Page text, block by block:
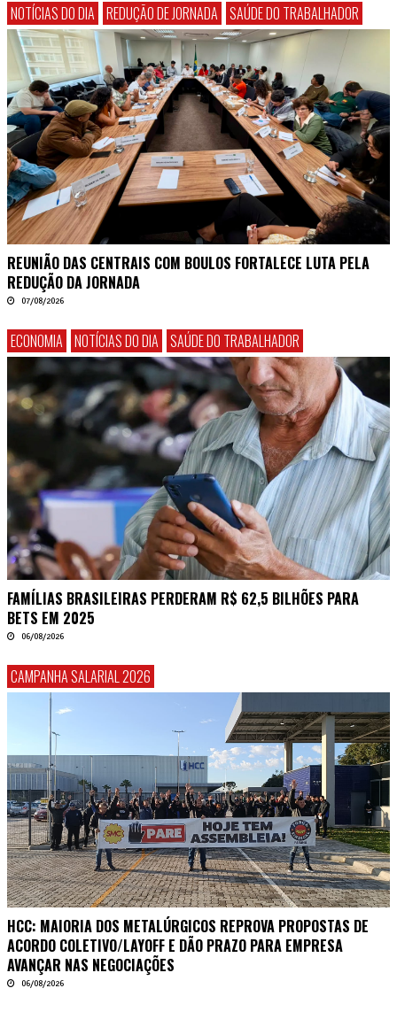
NOTÍCIAS DO DIA REDUÇÃO DE JORNADA SAÚDE DO TRABALHADOR
REUNIÃO DAS CENTRAIS COM BOULOS FORTALECE LUTA PELA
REDUÇÃO DA JORNADA
07/08/2026
ECONOMIA NOTÍCIAS DO DIA SAÚDE DO TRABALHADOR
FAMÍLIAS BRASILEIRAS PERDERAM R$ 62,5 BILHÕES PARA
BETS EM 2025
06/08/2026
CAMPANHA SALARIAL 2026
HCC: MAIORIA DOS METALÚRGICOS REPROVA PROPOSTAS DE
ACORDO COLETIVO/LAYOFF E DÃO PRAZO PARA EMPRESA
AVANÇAR NAS NEGOCIAÇÕES
06/08/2026